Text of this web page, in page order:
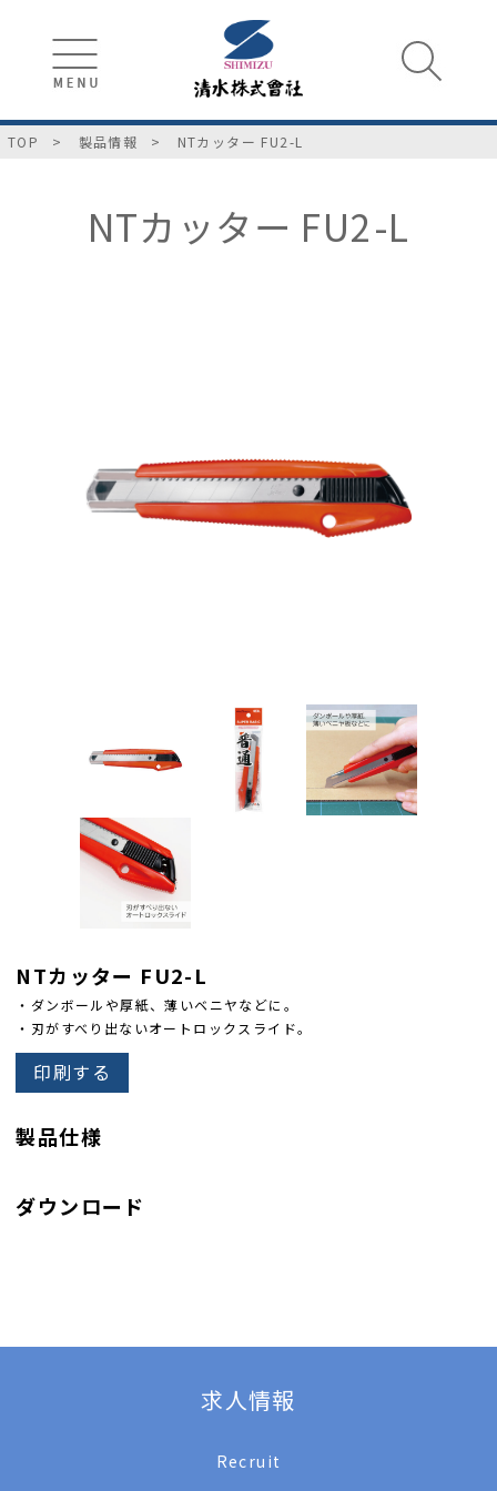
TOP 製品情報 NTカッター FU2-L
NTカッター FU2-L
NTカッター FU2-L
・ダンボールや厚紙、薄いベニヤなどに。
・刃がすべり出ないオートロックスライド。
印刷する
製品仕様
ダウンロード
求人情報
Recruit